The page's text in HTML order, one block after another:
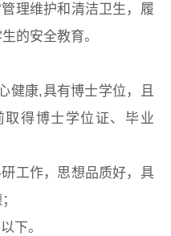
理维护和清洁卫生，履
的安全教育。
健康,具有博士学位，且
取得博士学位证、毕业
工作，思想品质好，具
下。